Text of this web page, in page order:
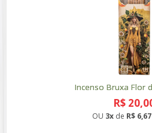
Incenso Bruxa Flor
R$
OU 3xde R$ 6,67